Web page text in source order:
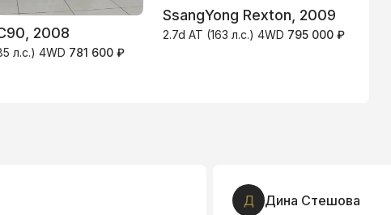
2008
л.с.) 4WD 781 600 ₽
SsangYong Rexton, 2009
2.7d AT (163 л.с.) 4WD 795 000 ₽
Д Дина Стешова